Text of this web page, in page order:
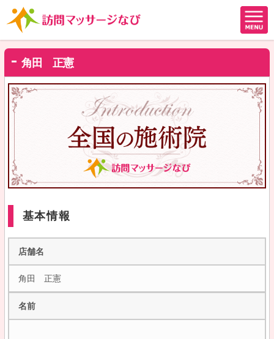
角田 正憲
基本情報
店舗名
角田 正憲
名前